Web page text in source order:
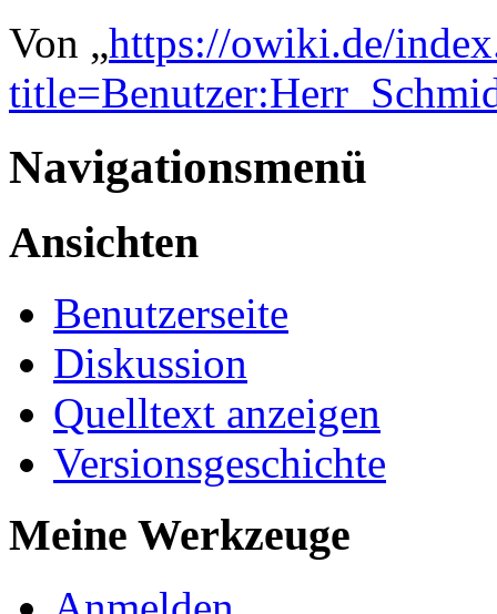
Von „https://owiki.de/
Navigationsmenü
Ansichten
Benutzerseite
Diskussion
Quelltext anzeigen
Versionsgeschichte
Meine Werkzeuge